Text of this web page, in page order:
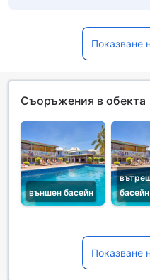
Показване
Съоръжения в обекта
външен басейн
басейн
Показване